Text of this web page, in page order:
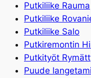
Putkiliike Rauma
Putkiliike
Putkiliike Salo
Putkiremontin
Putkityöt
Puude